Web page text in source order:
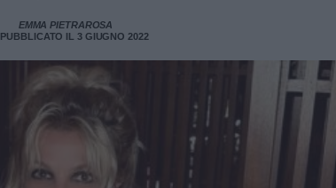
EMMA PIETRAROSA
PUBBLICATO IL 3 GIUGNO 2022